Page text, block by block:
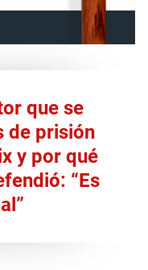
que se
de prisión
y por qué
“Es